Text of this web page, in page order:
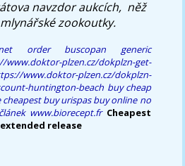
navzdor aukcích, ​ něž
zookoutky.
order buscopan generic
www.doktor-plzen.cz/dokplzn-get-
www.doktor-plzen.cz/dokplzn-
huntington-beach buy cheap
cheapest buy urispas buy online no
www.biorecept.fr Cheapest
release